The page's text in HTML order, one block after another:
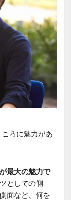
ろに魅力があ
最大の魅力で
としての側
面など、何を